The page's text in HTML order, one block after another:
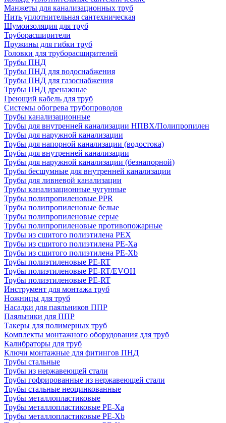
Манжеты для канализационных труб
Нить уплотнительная сантехническая
Шумоизоляция для труб
Труборасширители
Пружины для гибки труб
Головки для труборасширителей
Трубы ПНД
Трубы ПНД для водоснабжения
Трубы ПНД для газоснабжения
Трубы ПНД дренажные
Греющий кабель для труб
Системы обогрева трубопроводов
Трубы канализационные
Трубы для внутренней канализации НПВХ/Полипропилен
Трубы для наружной канализации
Трубы для напорной канализации (водостока)
Трубы для внутренней канализации
Трубы для наружной канализации (безнапорной)
Трубы бесшумные для внутренней канализации
Трубы для ливневой канализации
Трубы канализационные чугунные
Трубы полипропиленовые PPR
Трубы полипропиленовые белые
Трубы полипропиленовые серые
Трубы полипропиленовые противопожарные
Трубы из сшитого полиэтилена PEX
Трубы из сшитого полиэтилена PE-Xa
Трубы из сшитого полиэтилена PE-Xb
Трубы полиэтиленовые PE-RT
Трубы полиэтиленовые PE-RT/EVOH
Трубы полиэтиленовые PE-RT
Инструмент для монтажа труб
Ножницы для труб
Насадки для паяльников ППР
Паяльники для ППР
Такеры для полимерных труб
Комплекты монтажного оборудования для труб
Калибраторы для труб
Ключи монтажные для фитингов ПНД
Трубы стальные
Трубы из нержавеющей стали
Трубы гофрированные из нержавеющей стали
Трубы стальные неоцинкованные
Трубы металлопластиковые
Трубы металлопластиковые PE-Xa
Трубы металлопластиковые PE-Xb